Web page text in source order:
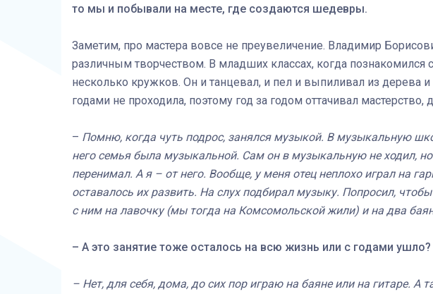
то мы и побывали на месте, где создаются шедевры.
Заметим, про мастера вовсе не преувеличение. Владимир
различным творчеством. В младших классах, когда познакомился
несколько кружков. Он и танцевал, и пел и выпиливал из дерева
годами не проходила, поэтому год за годом оттачивал
– Помню, когда чуть подрос, занялся музыкой. В музыкальную
него семья была музыкальной. Сам он в музыкальную не ходил,
перенимал. А я – от него. Вообще, у меня отец неплохо играл на
оставалось их развить. На слух подбирал музыку. Попросил,
с ним на лавочку (мы тогда на Комсомольской жили) и на два
– А это занятие тоже осталось на всю жизнь или с годами ушло?
– Нет, для себя, дома, до сих пор играю на баяне или на гитаре. А